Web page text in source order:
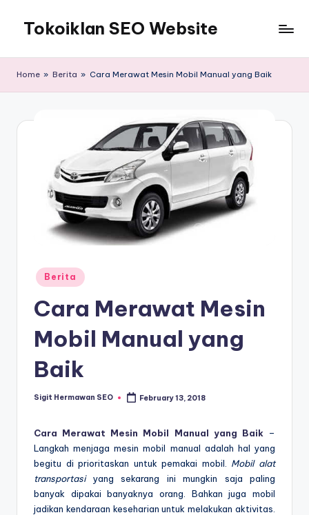
content
Tokoiklan SEO Website
Master
Indonesia
Terbaik
Bergaransi
Home » Berita » Cara Merawat Mesin Mobil Manual yang Baik
Posted
in
Berita
Cara Merawat Mesin
Mobil Manual yang
Baik
Posted
Sigit Hermawan SEO February 13, 2018
Cara Merawat Mesin Mobil Manual yang Baik –
Langkah menjaga mesin mobil manual adalah hal yang
begitu di prioritaskan untuk pemakai mobil. Mobil alat
transportasiyang sekarang ini mungkin saja paling
banyak dipakai banyaknya orang. Bahkan juga mobil
jadikan kendaraan keseharian untuk melakukan aktivitas.